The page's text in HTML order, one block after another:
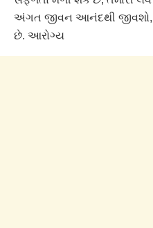
અંગત જીવન આનંદથી જીવશો,
છે. આરોગ્ય